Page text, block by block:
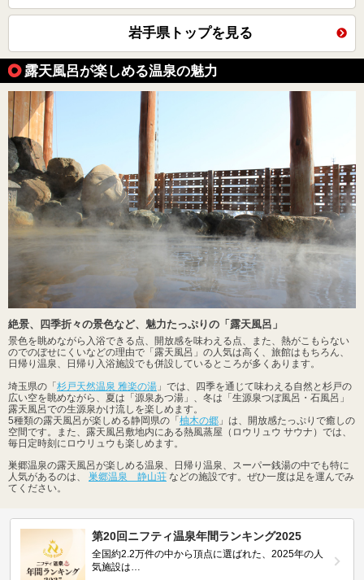
岩手県トップを見る
露天風呂が楽しめる温泉の魅力
絶景、四季折々の景色など、魅力たっぷりの「露天風呂」
景色を眺めながら入浴できる点、開放感を味わえる点、また、熱がこもらない
のでのぼせにくいなどの理由で「露天風呂」の人気は高く、旅館はもちろん、
日帰り温泉、日帰り入浴施設でも併設しているところが多くあります。
埼玉県の「 杉戸天然温泉 雅楽の湯 」では、四季を通じて味わえる自然と杉戸の
広い空を眺めながら、夏は「源泉あつ湯」、冬は「生源泉つぼ風呂・石風呂」
露天風呂での生源泉かけ流しを楽しめます。
5種類の露天風呂が楽しめる静岡県の「 柚木の郷 」は、開放感たっぷりで癒しの
空間です。また、露天風呂敷地内にある熱風蒸屋（ロウリュウ サウナ）では、
毎日定時刻にロウリュウも楽しめます。
巣郷温泉の露天風呂が楽しめる温泉、日帰り温泉、スーパー銭湯の中でも特に
人気があるのは、 巣郷温泉 静山荘 などの施設です。ぜひ一度は足を運んでみ
てください。
第20回ニフティ温泉年間ランキング2025
全国約2.2万件の中から頂点に選ばれた、2025年の人
気施設は…